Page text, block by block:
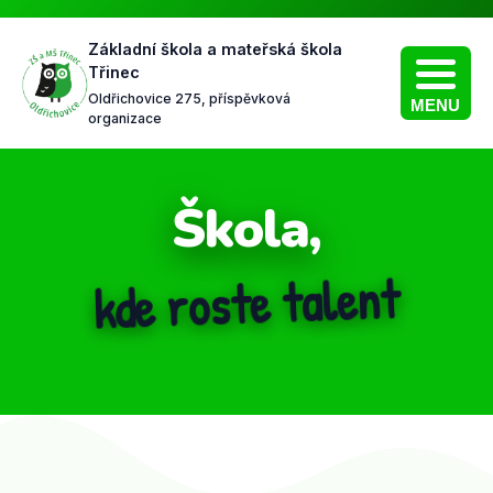
Základní škola a mateřská škola
Třinec
Oldřichovice 275, příspěvková
organizace
MENU
Škola,
kde vládne přátelství